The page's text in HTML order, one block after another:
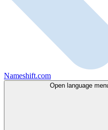
Nameshift.com
Open language